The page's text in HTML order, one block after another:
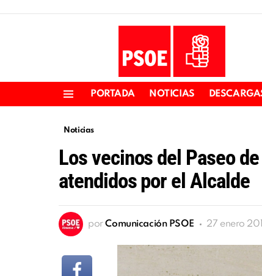
PORTADA NOTICIAS
Noticias
Los vecinos del Paseo
atendidos por el Alcalde
por Comunicación PSOE 27 enero